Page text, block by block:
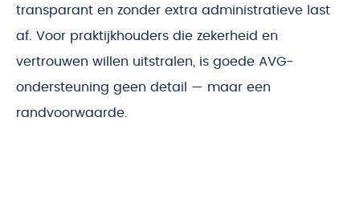
transparant en zonder extra administratieve last
af. Voor praktijkhouders die zekerheid en
vertrouwen willen uitstralen, is goede AVG-
ondersteuning geen detail — maar een
randvoorwaarde.